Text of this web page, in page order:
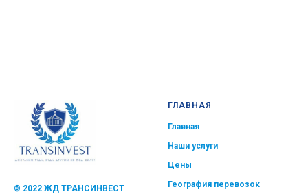
© 2022 ЖД ТРАНСИНВЕСТ
ГЛАВНАЯ
Главная
Наши услуги
Цены
География перевозок